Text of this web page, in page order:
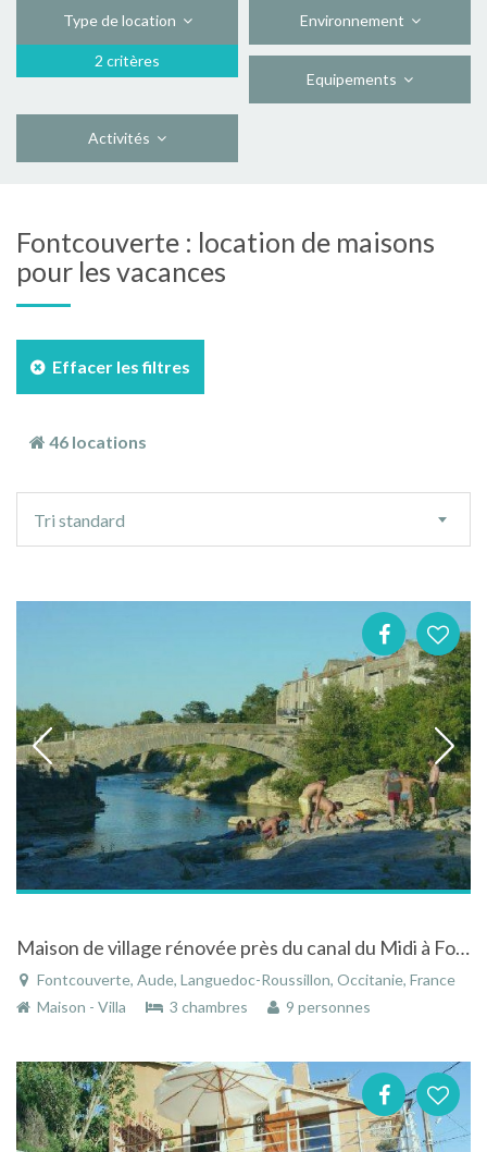
Type de location
2 critères
Environnement
Equipements
Activités
Fontcouverte : location de maisons
pour les vacances
Effacer les filtres
46 locations
tri
Tri standard
Maison de village rénovée près du canal du Midi à Fontcouverte dans le Languedoc-Roussillon
Fontcouverte, Aude, Languedoc-Roussillon, Occitanie, France
Maison - Villa
3 chambres 9 personnes